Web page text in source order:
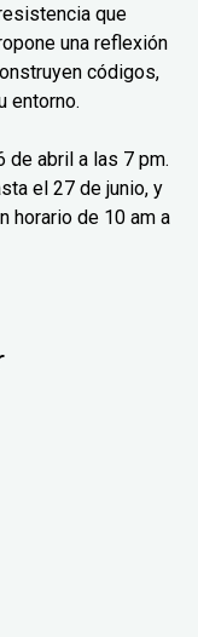
que
una reflexión
códigos,
entorno.
de abril a las 7 pm.
el 27 de junio, y
horario de 10 am a